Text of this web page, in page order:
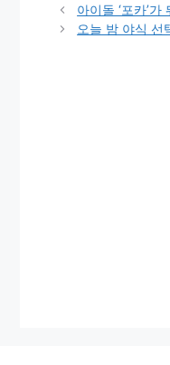
아이돌 ‘포카’
오늘 밤 야식 선